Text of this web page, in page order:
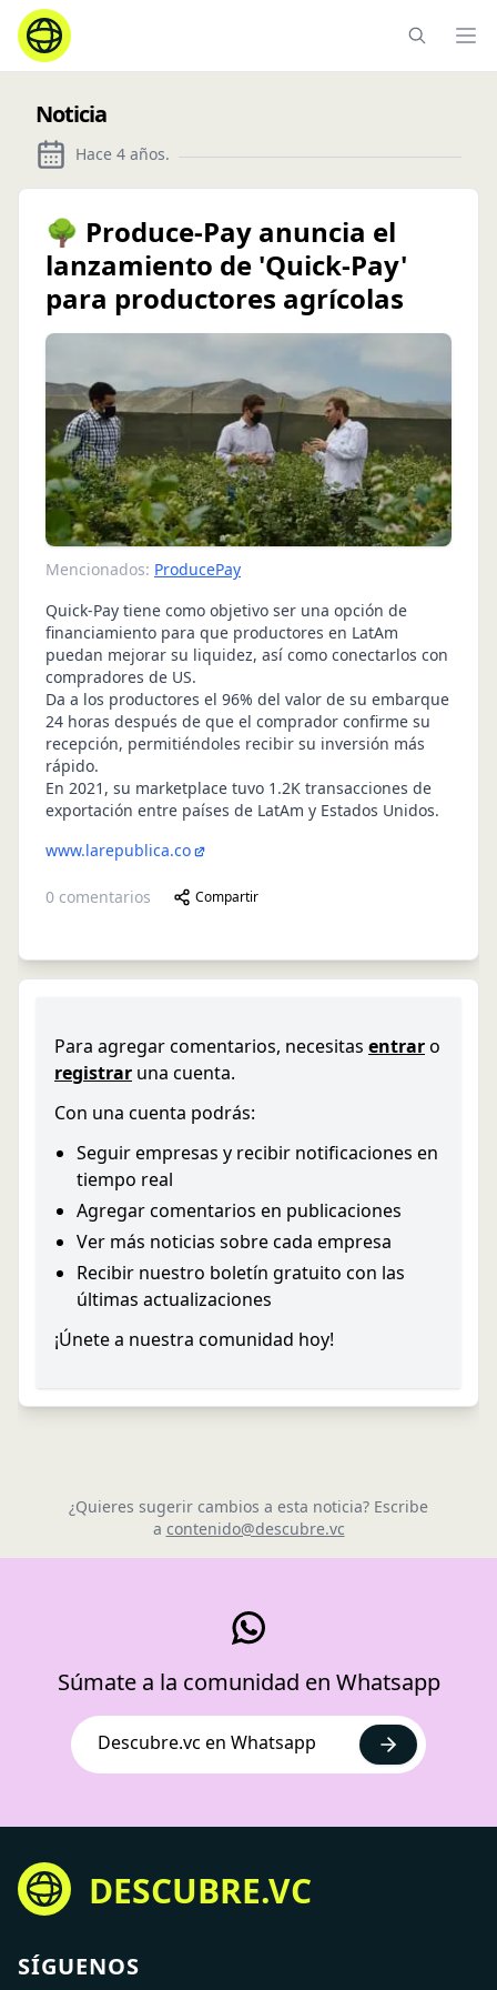
Noticia
Hace 4 años.
🌳 Produce-Pay anuncia el
lanzamiento de 'Quick-Pay'
para productores agrícolas
Mencionados: ProducePay
Quick-Pay tiene como objetivo ser una opción de
financiamiento para que productores en LatAm
puedan mejorar su liquidez, así como conectarlos con
compradores de US.
Da a los productores el 96% del valor de su embarque
24 horas después de que el comprador confirme su
recepción, permitiéndoles recibir su inversión más
rápido.
En 2021, su marketplace tuvo 1.2K transacciones de
exportación entre países de LatAm y Estados Unidos.
www.larepublica.co
0 comentarios Compartir
Para agregar comentarios, necesitas entraro
registrar una cuenta.
Con una cuenta podrás:
Seguir empresas y recibir notificaciones en
tiempo real
Agregar comentarios en publicaciones
Ver más noticias sobre cada empresa
Recibir nuestro boletín gratuito con las
últimas actualizaciones
¡Únete a nuestra comunidad hoy!
¿Quieres sugerir cambios a esta noticia? Escribe
a contenido@descubre.vc
Súmate a la comunidad en Whatsapp
Descubre.vc en Whatsapp
DESCUBRE.VC
SÍGUENOS